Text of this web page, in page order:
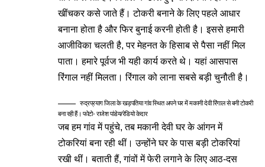
खींचकर कसे जाते हैं। टोकरी बनाने के लिए पहले आधार
बनाना होता है और फिर बुनाई करनी होती है। इससे हमारी
आजीविका चलती है, पर मेहनत के हिसाब से पैसा नहीं मिल
पाता। हमारे पूर्वज भी यही कार्य करते थे। यहां आसपास
रिंगाल नहीं मिलता। रिंगाल को लाना सबसे बड़ी चुनौती है।
रुद्रप्रयाग जिला के खड़पतिया गांव स्थित अपने घर में मकानी देवी रिंगाल से बनी टोकरी
बना रही हैं। फोटो- राजेश पांडेय/रेडियो केदार
जब हम गांव में पहुंचे, तब मकानी देवी घर के आंगन में
टोकरियां बना रही थीं। उन्होंने घर के पास बड़ी टोकरियां
रखी थीं। बताती हैं, गांवों में फेरी लगाने के लिए आठ-दस